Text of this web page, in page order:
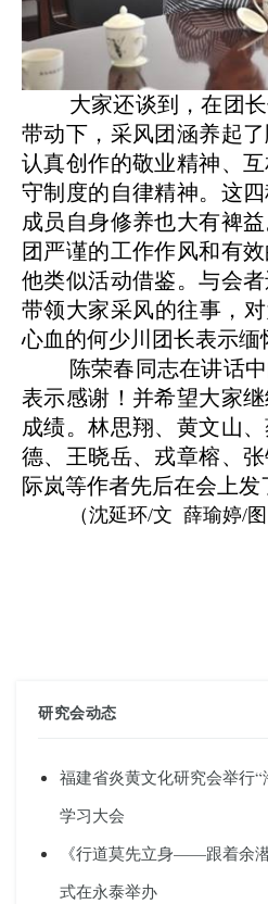
大家还谈到，在团
带动下，采风团涵养起了
认真创作的敬业精神、
守制度的自律精神。这
成员自身修养也大有裨
团严谨的工作作风和有
他类似活动借鉴。与会
带领大家采风的往事，
心血的何少川团长表示缅
陈荣春同志在讲话
表示感谢！并希望大家
成绩。林思翔、黄文山
德、王晓岳、戎章榕、
际岚等作者先后在会上发
（沈延环/文 薛瑜婷/图
研究会动态
福建省炎黄文化研究会举行
学习大会
《行道莫先立身——跟着余
式在永泰举办